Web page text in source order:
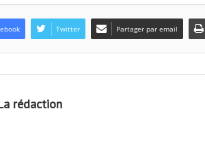
Twitter Partager par email
rédaction